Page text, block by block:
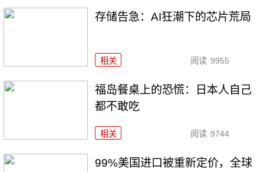
存储告急：AI狂潮下的芯片荒局
相关 阅读 9955
福岛餐桌上的恐慌：日本人自己
都不敢吃
相关 阅读 9744
99%美国进口被重新定价，全球